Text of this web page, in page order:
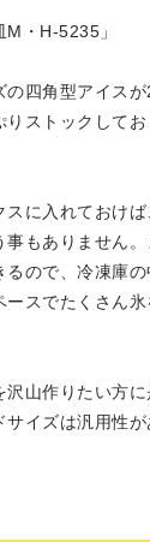
・H-5235」
の四角型アイス
ストックして
スに入れておけ
事もありません
るので、冷凍庫
スでたくさん
山作りたい方
サイズは汎用性